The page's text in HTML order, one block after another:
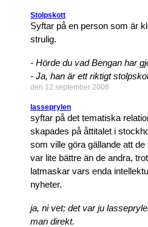
Stolpskott
Syftar på en person som är
strulig.
- Hörde du vad Bengan har
- Ja, han är ett riktigt
den 12 september 2008
lasseprylen
syftar på det tematiska
skapades på åttitalet i
som ville göra gällande att
var lite bättre än de andra,
latmaskar vars enda
nyheter.
ja, ni vet; det var ju
man direkt.